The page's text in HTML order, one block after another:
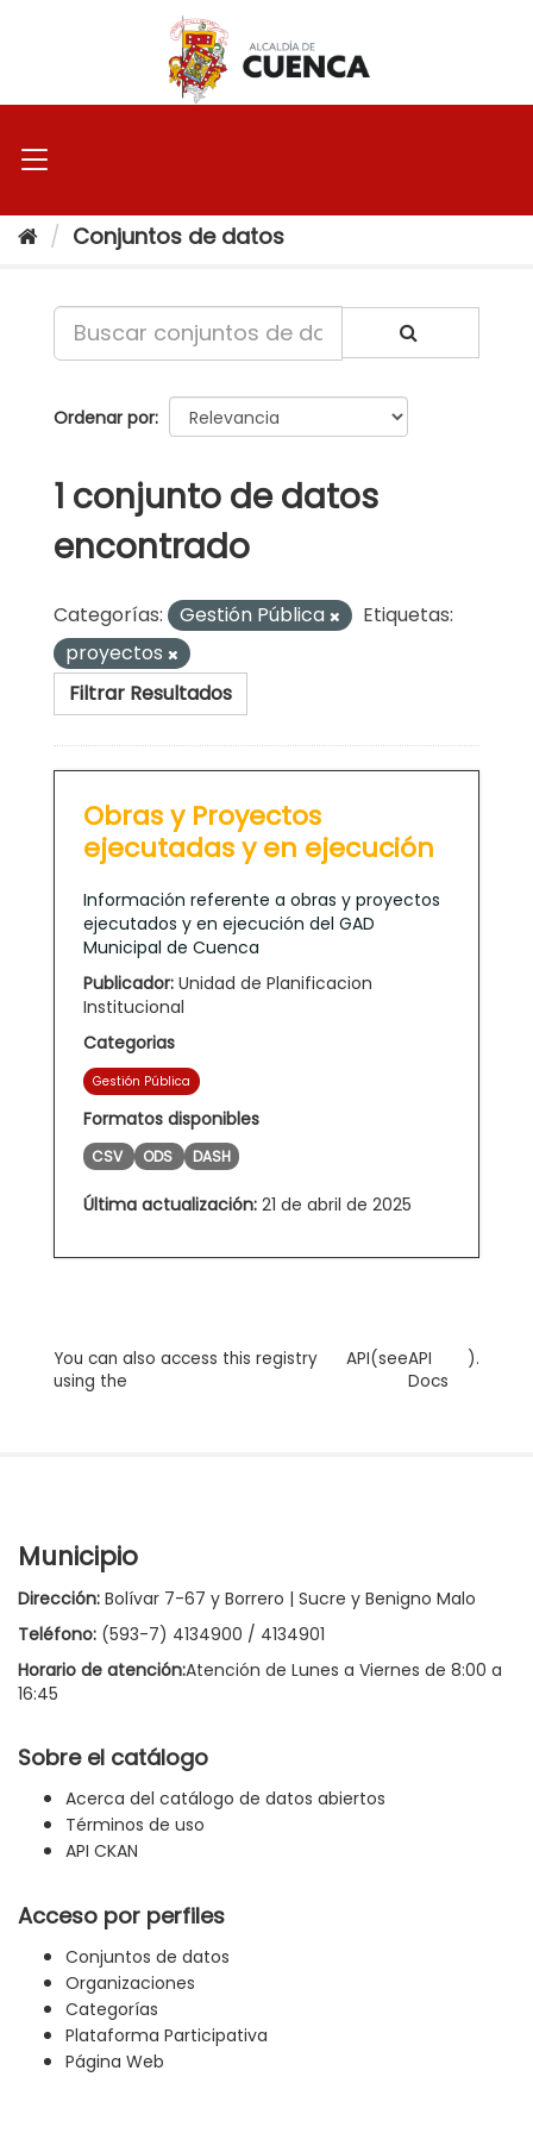
Conjuntos de datos
Ordenar por
1 conjunto de datos
encontrado
Categorías: Gestión Pública
Etiquetas:
proyectos
Filtrar Resultados
Obras y Proyectos
ejecutadas y en ejecución
Información referente a obras y proyectos
ejecutados y en ejecución del GAD
Municipal de Cuenca
Publicador: Unidad de Planificacion
Institucional
Categorias
Gestión Pública
Formatos disponibles
CSV ODS DASH
Última actualización: 21 de abril de 2025
You can also access this registry
using the
API(seeAPI
Docs
).
Municipio
Dirección: Bolívar 7-67 y Borrero | Sucre y Benigno Malo
Teléfono: (593-7) 4134900 / 4134901
Horario de atención:Atención de Lunes a Viernes de 8:00 a
16:45
Sobre el catálogo
Acerca del catálogo de datos abiertos
Términos de uso
API CKAN
Acceso por perfiles
Conjuntos de datos
Organizaciones
Categorías
Plataforma Participativa
Página Web